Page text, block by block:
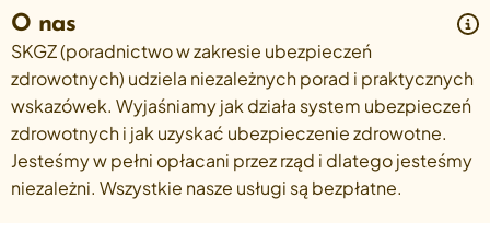
Overheid moet proactief
ondersteuning bieden bij schulden, niet
Nederlands
English
Deutsch
Polski
Romana
български
Українська
русский
O nas
SKGZ (poradnictwo w zakresie ubezpieczeń
zdrowotnych) udziela niezależnych porad i praktycznych
wskazówek. Wyjaśniamy jak działa system ubezpieczeń
zdrowotnych i jak uzyskać ubezpieczenie zdrowotne.
Jesteśmy w pełni opłacani przez rząd i dlatego jesteśmy
niezależni. Wszystkie nasze usługi są bezpłatne.